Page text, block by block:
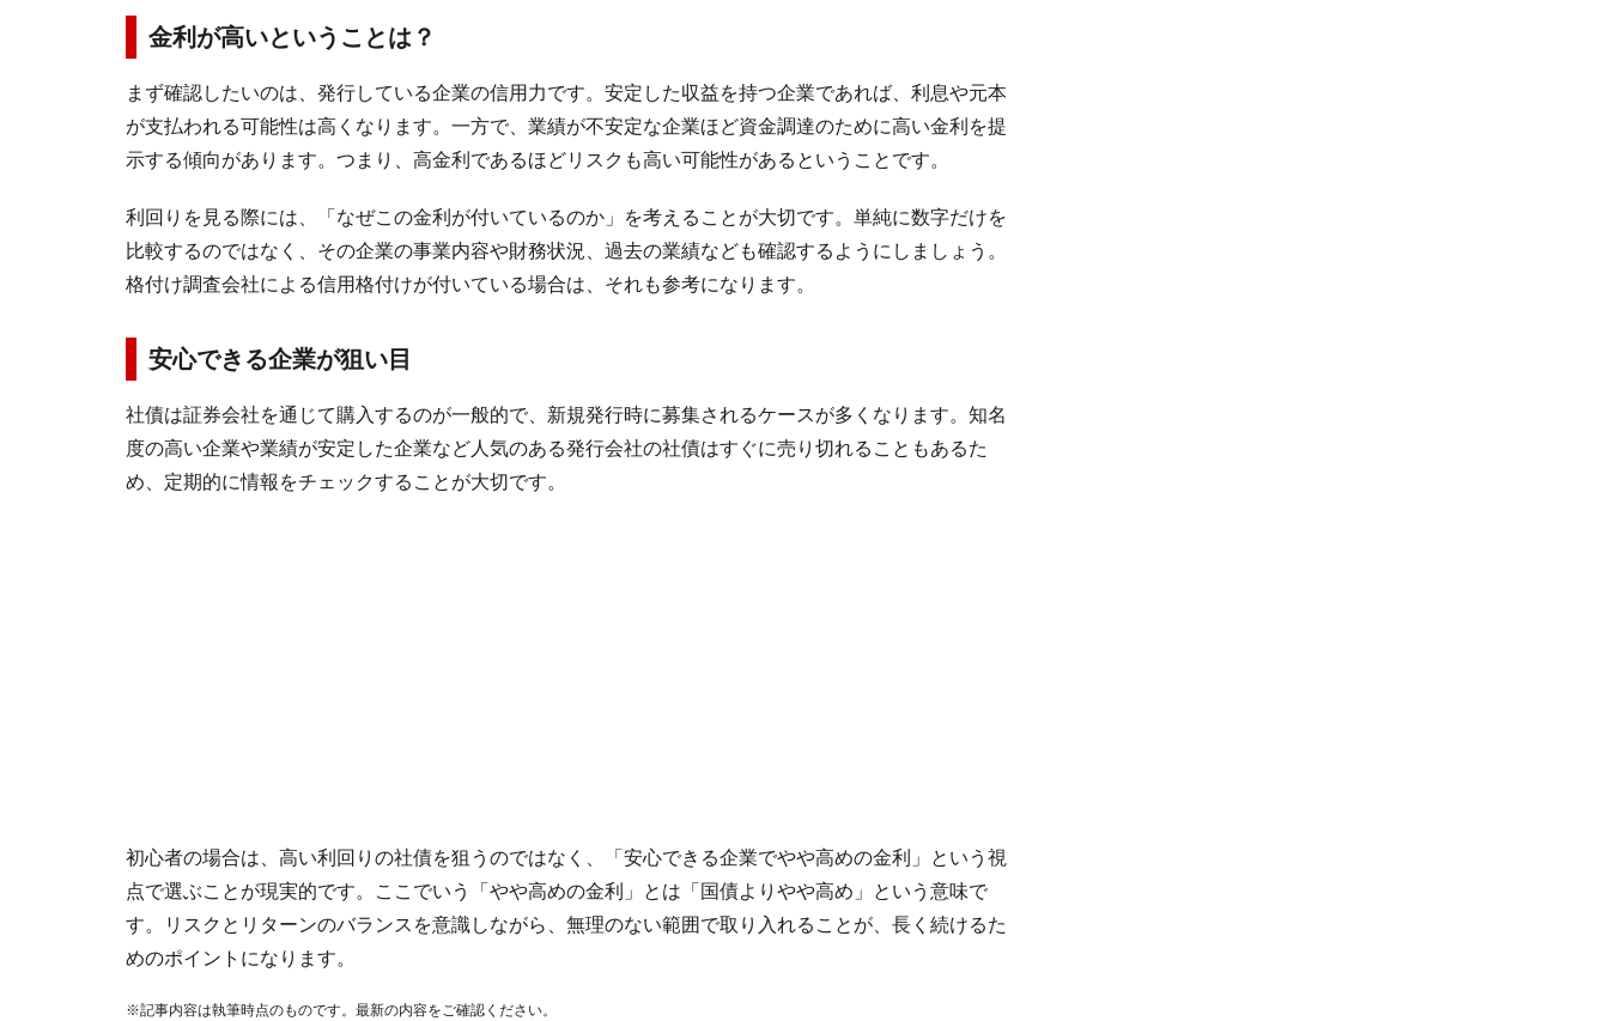
金利が高いということは？
まず確認したいのは、発行している企業の信用力です。安定した収益を持つ企業であれば、利息や元本
が支払われる可能性は高くなります。一方で、業績が不安定な企業ほど資金調達のために高い金利を提
示する傾向があります。つまり、高金利であるほどリスクも高い可能性があるということです。
利回りを見る際には、「なぜこの金利が付いているのか」を考えることが大切です。単純に数字だけを
比較するのではなく、その企業の事業内容や財務状況、過去の業績なども確認するようにしましょう。
格付け調査会社による信用格付けが付いている場合は、それも参考になります。
安心できる企業が狙い目
社債は証券会社を通じて購入するのが一般的で、新規発行時に募集されるケースが多くなります。知名
度の高い企業や業績が安定した企業など人気のある発行会社の社債はすぐに売り切れることもあるた
め、定期的に情報をチェックすることが大切です。
初心者の場合は、高い利回りの社債を狙うのではなく、「安心できる企業でやや高めの金利」という視
点で選ぶことが現実的です。ここでいう「やや高めの金利」とは「国債よりやや高め」という意味で
す。リスクとリターンのバランスを意識しながら、無理のない範囲で取り入れることが、長く続けるた
めのポイントになります。
※記事内容は執筆時点のものです。最新の内容をご確認ください。